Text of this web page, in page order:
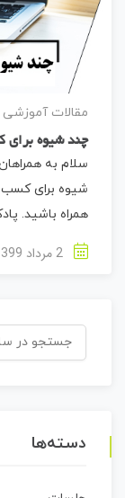
مقالات آموزشی
چند شیوه
سلام به
شیوه برای کسب
همراه باشید.
جستجو
برای:
دسته‌ها